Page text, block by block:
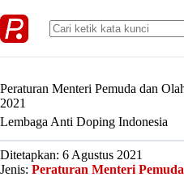
to
content
Peraturan Menteri Pemuda dan
2021
Lembaga Anti Doping Indonesia
Ditetapkan: 6 Agustus 2021
Jenis: Peraturan Menteri